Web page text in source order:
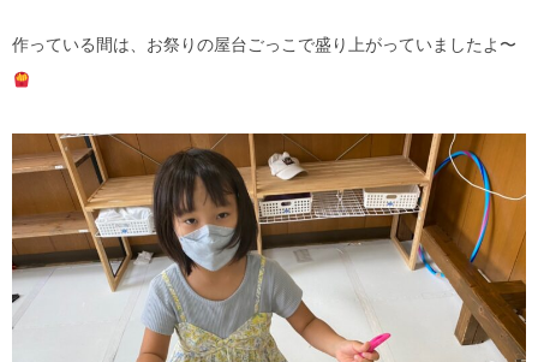
作っている間は、お祭りの屋台ごっこで盛り上がっていましたよ〜